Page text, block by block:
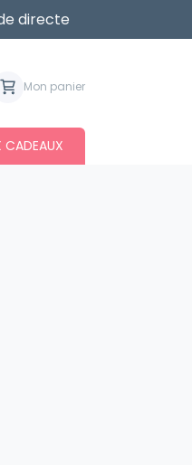
directe
Mon panier
CADEAUX